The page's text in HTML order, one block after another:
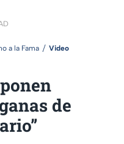
a la Fama Video
de